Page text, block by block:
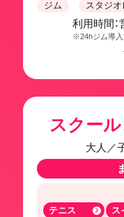
ジム スタジ
利用時間
※24hジム導入
スクー
大人／
テニス
ス